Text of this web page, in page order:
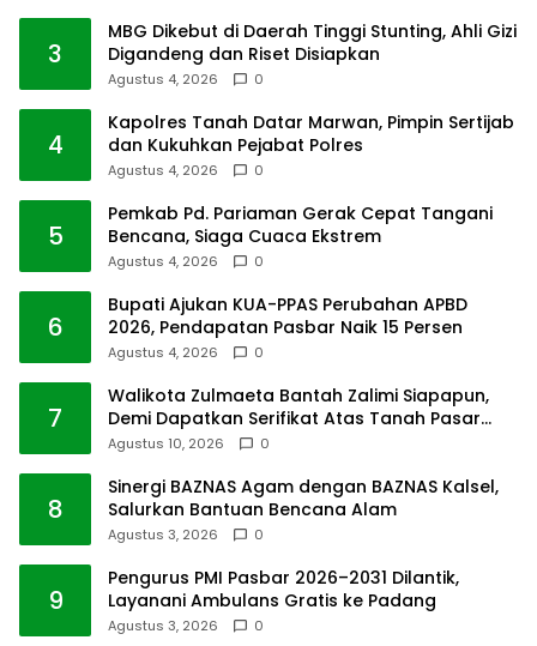
3
MBG Dikebut di Daerah Tinggi Stunting, Ahli Gizi
Digandeng dan Riset Disiapkan
Agustus 4, 2026 0
4
Kapolres Tanah Datar Marwan, Pimpin Sertijab
dan Kukuhkan Pejabat Polres
Agustus 4, 2026 0
5
Pemkab Pd. Pariaman Gerak Cepat Tangani
Bencana, Siaga Cuaca Ekstrem
Agustus 4, 2026 0
6
Bupati Ajukan KUA-PPAS Perubahan APBD
2026, Pendapatan Pasbar Naik 15 Persen
Agustus 4, 2026 0
7
Walikota Zulmaeta Bantah Zalimi Siapapun,
Demi Dapatkan Serifikat Atas Tanah Pasar
Payakumbuh
Agustus 10, 2026 0
8
Sinergi BAZNAS Agam dengan BAZNAS Kalsel,
Salurkan Bantuan Bencana Alam
Agustus 3, 2026 0
9
Pengurus PMI Pasbar 2026–2031 Dilantik,
Layanani Ambulans Gratis ke Padang
Agustus 3, 2026 0